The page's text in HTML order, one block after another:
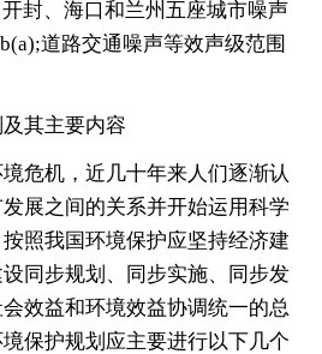
封、海口和兰州五座城市噪声
道路交通噪声等效声级范围
其主要内容
危机，近几十年来人们逐渐认
展之间的关系并开始运用科学
照我国环境保护应坚持经济建
同步规划、同步实施、同步发
效益和环境效益协调统一的总
保护规划应主要进行以下几个